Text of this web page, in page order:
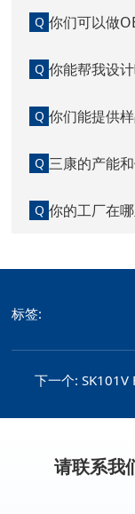
Q 你们可以做
Q 你能帮我设
Q 你们能提供
Q 三康的产能
Q 你的工厂在
标签:
下一个:SK101V
请联系我